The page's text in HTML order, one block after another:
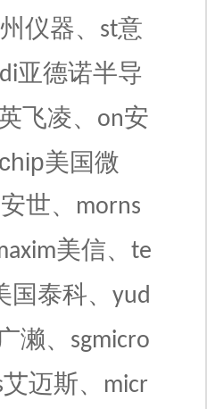
仪器、 st意
亚德诺半导
飞凌、 on安
美国微
安世、
morns
美信、 te
国泰科、 yud
濑、 sgmicro
艾迈斯、
micr